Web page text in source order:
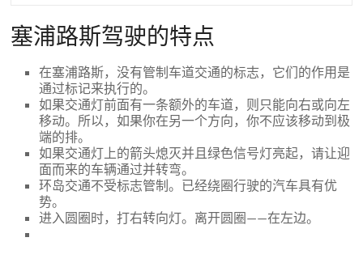
塞浦路斯驾驶的特点
在塞浦路斯，没有管制车道交通的标志，它们的作用是
通过标记来执行的。
如果交通灯前面有一条额外的车道，则只能向右或向左
移动。所以，如果你在另一个方向，你不应该移动到极
端的排。
如果交通灯上的箭头熄灭并且绿色信号灯亮起，请让迎
面而来的车辆通过并转弯。
环岛交通不受标志管制。已经绕圈行驶的汽车具有优
势。
进入圆圈时，打右转向灯。离开圆圈——在左边。